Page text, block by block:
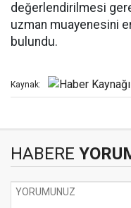
değerlendirilmesi
uzman muayenesini
bulundu.
Kaynak:
HABERE